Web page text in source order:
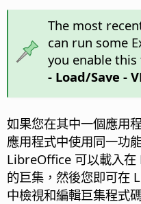
The most
can run some
you enable
- Load/Save -
如果您在其中一個應用
應用程式中使用同一功
LibreOffice 可以載入
的巨集，然後您即可在
中檢視和編輯巨集程式